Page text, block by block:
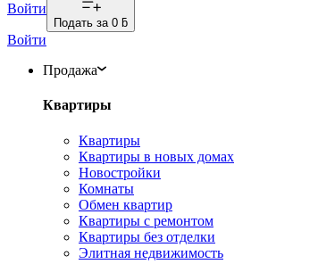
Войти
Подать за 0 ƃ
Войти
Продажа
Квартиры
Квартиры
Квартиры в новых домах
Новостройки
Комнаты
Обмен квартир
Квартиры с ремонтом
Квартиры без отделки
Элитная недвижимость